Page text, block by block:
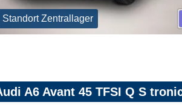
Standort Zentrallager
A6 Avant 45 TFSI Q S